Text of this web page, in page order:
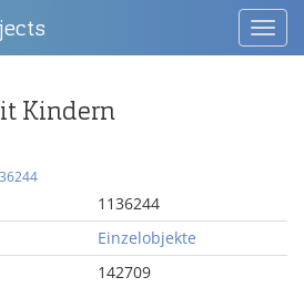
Kindern
1136244
Einzelobjekte
142709